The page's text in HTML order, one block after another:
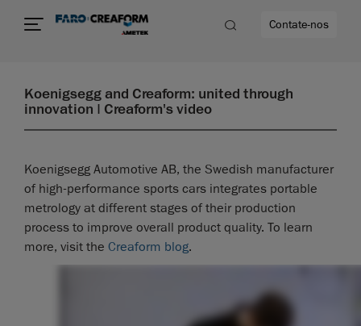
Contate-nos
Koenigsegg and Creaform: united through
innovation | Creaform's video
Koenigsegg Automotive AB, the Swedish manufacturer
of high-performance sports cars integrates portable
metrology at different stages of their production
process to improve overall product quality. To learn
more, visit the Creaform blog.